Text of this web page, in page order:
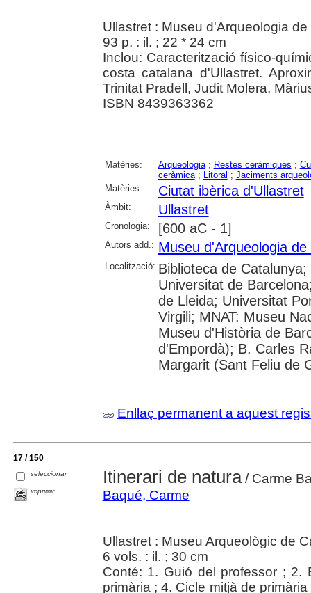
Ullastret : Museu d'Arqueologia
93 p. : il. ; 22 * 24 cm
Inclou: Caracterització físico-
costa catalana d'Ullastret.
Trinitat Pradell, Judit Molera,
ISBN 8439363362
Matèries: Arqueologia; Restes ceràmiques ;
ceràmica; Litoral ; Jaciments
Matèries:
Ciutat ibèrica d'Ullastret
Àmbit: Ullastret
Cronologia: [600 aC - 1]
Autors add.: Museu d'Arqueologia de
Localització: Biblioteca de
Universitat de
de Lleida; Universitat
Virgili; MNAT: Museu
Museu d'Història de
d'Empordà); B. Carles
Margarit (Sant Feliu de
Enllaç permanent a aquest
17 / 150
seleccionar
imprimir
Itinerari de natura/ Carme
Baqué, Carme
Ullastret : Museu Arqueològic de
6 vols. : il. ; 30 cm
Conté: 1. Guió del professor ; 2.
primària ; 4. Cicle mitjà de